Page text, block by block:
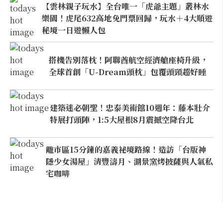
【雲林親子玩水】全台唯一「虎爺主題」叢林水
樂園！虎尾632高地免門票回歸，玩水＋4大順遊
秘境一日遊懶人包
搭機告別落枕！阿聯酋航空經濟艙座椅升級，
全球首創「U-Dream頭枕」包覆頭頸超好睡
建築迷必朝聖！忠泰美術館10週年：藤本壯介
特展打頭陣，1:5大屋根8月震撼空降台北
離市區15分鐘的嘉義祕境路線！造訪「台版神
隱少女湯屋」清豐濤月、湖景窯烤披薩與人氣私
宅咖啡